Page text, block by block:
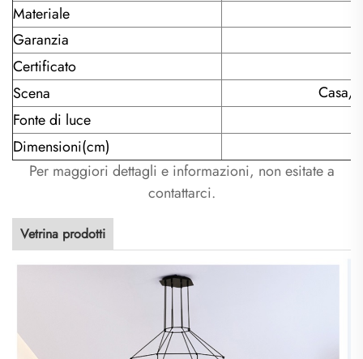
Materiale
Garanzia
Certificato
Scena
Casa/
Fonte di luce
Dimensioni(cm)
Per maggiori dettagli e informazioni, non esitate a
contattarci.
Vetrina prodotti